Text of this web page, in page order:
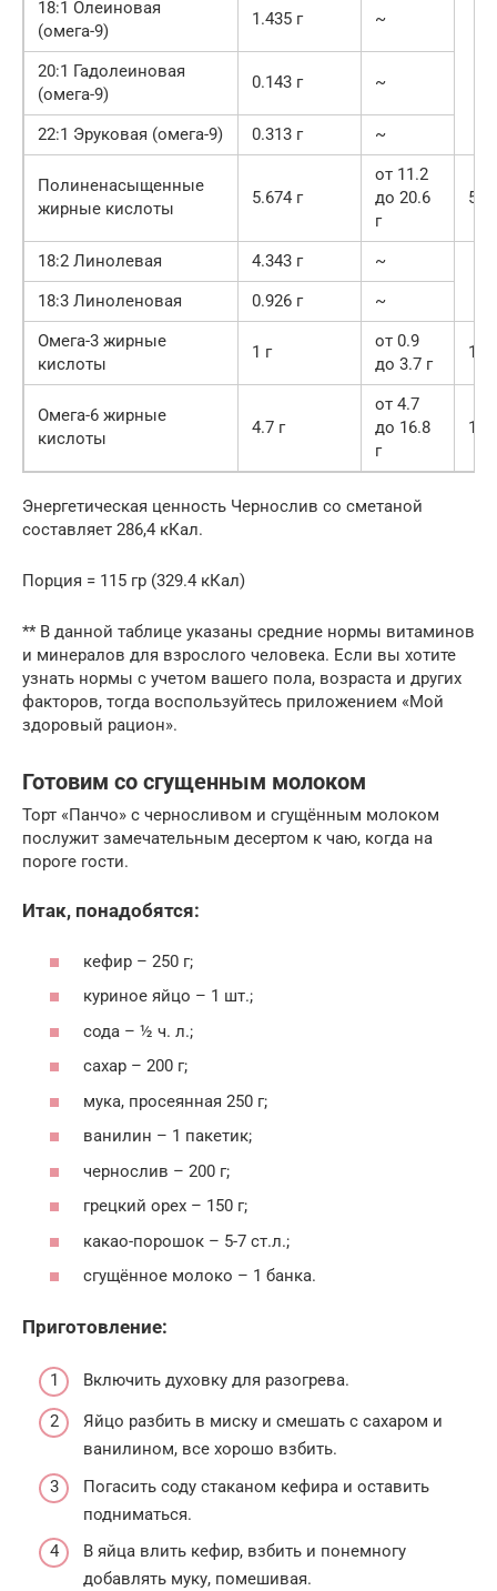
18:1 Олеиновая
(омега-9)
1.435 г ~
20:1 Гадолеиновая
(омега-9)
0.143 г ~
22:1 Эруковая (омега-9) 0.313 г ~
Полиненасыщенные
жирные кислоты
5.674 г
от 11.2
до 20.6
г
18:2 Линолевая 4.343 г
~
18:3 Линоленовая
0.926 г
~
Омега-3 жирные
кислоты
1 г
от 0.9
до 3.7 г
Омега-6 жирные
кислоты
4.7 г
от 4.7
до 16.8
г
Энергетическая ценность Чернослив со сметаной
составляет 286,4 кКал.
Порция = 115 гр (329.4 кКал)
** В данной таблице указаны средние нормы витаминов
и минералов для взрослого человека. Если вы хотите
узнать нормы с учетом вашего пола, возраста и других
факторов, тогда воспользуйтесь приложением «Мой
здоровый рацион».
Готовим со сгущенным молоком
Торт «Панчо» с черносливом и сгущённым молоком
послужит замечательным десертом к чаю, когда на
пороге гости.
Итак, понадобятся:
кефир – 250 г;
куриное яйцо – 1 шт.;
сода – ½ ч. л.;
сахар – 200 г;
мука, просеянная 250 г;
ванилин – 1 пакетик;
чернослив – 200 г;
грецкий орех – 150 г;
какао-порошок – 5-7 ст.л.;
сгущённое молоко – 1 банка.
Приготовление:
Включить духовку для разогрева.
Яйцо разбить в миску и смешать с сахаром и
ванилином, все хорошо взбить.
Погасить соду стаканом кефира и оставить
подниматься.
В яйца влить кефир, взбить и понемногу
добавлять муку, помешивая.